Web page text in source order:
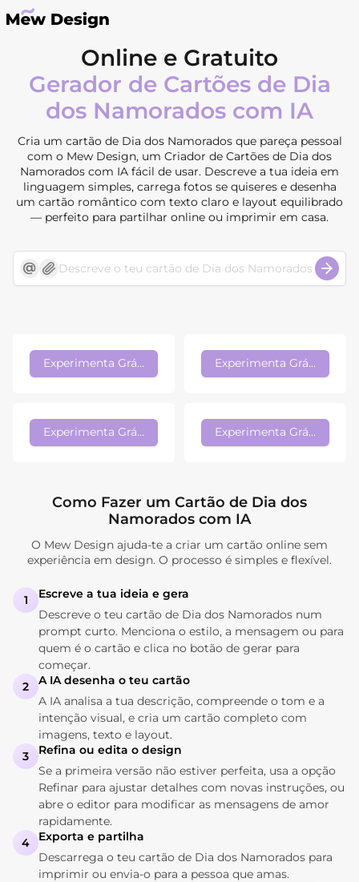
Online e Gratuito
Gerador de Cartões de Dia
dos Namorados com IA
Cria um cartão de Dia dos Namorados que pareça pessoal
com o Mew Design, um Criador de Cartões de Dia dos
Namorados com IA fácil de usar. Descreve a tua ideia em
linguagem simples, carrega fotos se quiseres e desenha
um cartão romântico com texto claro e layout equilibrado
— perfeito para partilhar online ou imprimir em casa.
Experimenta Grátis Experimenta Grátis
Experimenta Grátis Experimenta Grátis
Como Fazer um Cartão de Dia dos
Namorados com IA
O Mew Design ajuda-te a criar um cartão online sem
experiência em design. O processo é simples e flexível.
1
Escreve a tua ideia e gera
Descreve o teu cartão de Dia dos Namorados num
prompt curto. Menciona o estilo, a mensagem ou para
quem é o cartão e clica no botão de gerar para
começar.
2
A IA desenha o teu cartão
A IA analisa a tua descrição, compreende o tom e a
intenção visual, e cria um cartão completo com
imagens, texto e layout.
3
Refina ou edita o design
Se a primeira versão não estiver perfeita, usa a opção
Refinar para ajustar detalhes com novas instruções, ou
abre o editor para modificar as mensagens de amor
rapidamente.
4
Exporta e partilha
Descarrega o teu cartão de Dia dos Namorados para
imprimir ou envia-o para a pessoa que amas.